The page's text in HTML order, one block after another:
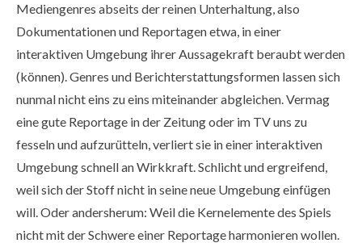
Mediengenres abseits der reinen Unterhaltung, also
Dokumentationen und Reportagen etwa, in einer
interaktiven Umgebung ihrer Aussagekraft beraubt werden
(können). Genres und Berichterstattungsformen lassen sich
nunmal nicht eins zu eins miteinander abgleichen. Vermag
eine gute Reportage in der Zeitung oder im TV uns zu
fesseln und aufzurütteln, verliert sie in einer interaktiven
Umgebung schnell an Wirkkraft. Schlicht und ergreifend,
weil sich der Stoff nicht in seine neue Umgebung einfügen
will. Oder andersherum: Weil die Kernelemente des Spiels
nicht mit der Schwere einer Reportage harmonieren wollen.